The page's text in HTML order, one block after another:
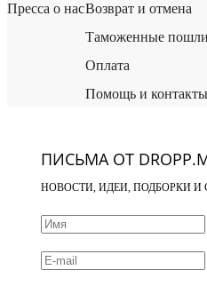
Пресса о насВозврат и отмена
Таможенные
Оплата
Помощь и контакты
ПИСЬМА ОТ
НОВОСТИ, ИДЕИ, ПОДБОРКИ